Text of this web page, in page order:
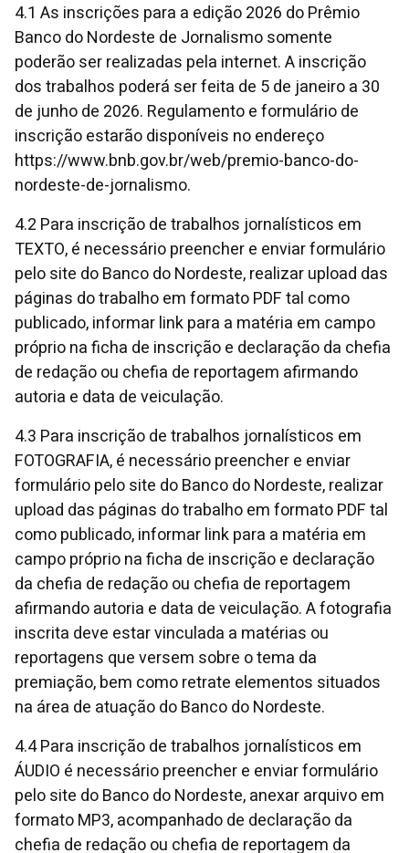
4.1 As inscrições para a edição 2026 do Prêmio
Banco do Nordeste de Jornalismo somente
poderão ser realizadas pela internet. A inscrição
dos trabalhos poderá ser feita de 5 de janeiro a 30
de junho de 2026. Regulamento e formulário de
inscrição estarão disponíveis no endereço
https://www.bnb.gov.br/web/premio-banco-do-
nordeste-de-jornalismo.
4.2 Para inscrição de trabalhos jornalísticos em
TEXTO, é necessário preencher e enviar formulário
pelo site do Banco do Nordeste, realizar upload das
páginas do trabalho em formato PDF tal como
publicado, informar link para a matéria em campo
próprio na ficha de inscrição e declaração da chefia
de redação ou chefia de reportagem afirmando
autoria e data de veiculação.
4.3 Para inscrição de trabalhos jornalísticos em
FOTOGRAFIA, é necessário preencher e enviar
formulário pelo site do Banco do Nordeste, realizar
upload das páginas do trabalho em formato PDF tal
como publicado, informar link para a matéria em
campo próprio na ficha de inscrição e declaração
da chefia de redação ou chefia de reportagem
afirmando autoria e data de veiculação. A fotografia
inscrita deve estar vinculada a matérias ou
reportagens que versem sobre o tema da
premiação, bem como retrate elementos situados
na área de atuação do Banco do Nordeste.
4.4 Para inscrição de trabalhos jornalísticos em
ÁUDIO é necessário preencher e enviar formulário
pelo site do Banco do Nordeste, anexar arquivo em
formato MP3, acompanhado de declaração da
chefia de redação ou chefia de reportagem da